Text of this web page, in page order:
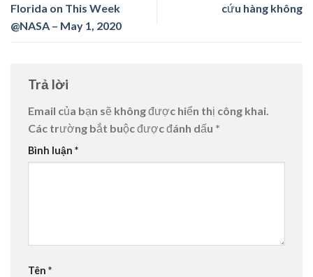
Florida on This Week
@NASA – May 1, 2020
cứu hàng không
Trả lời
Email của bạn sẽ không được hiển thị công khai.
Các trường bắt buộc được đánh dấu *
Bình luận *
Tên *